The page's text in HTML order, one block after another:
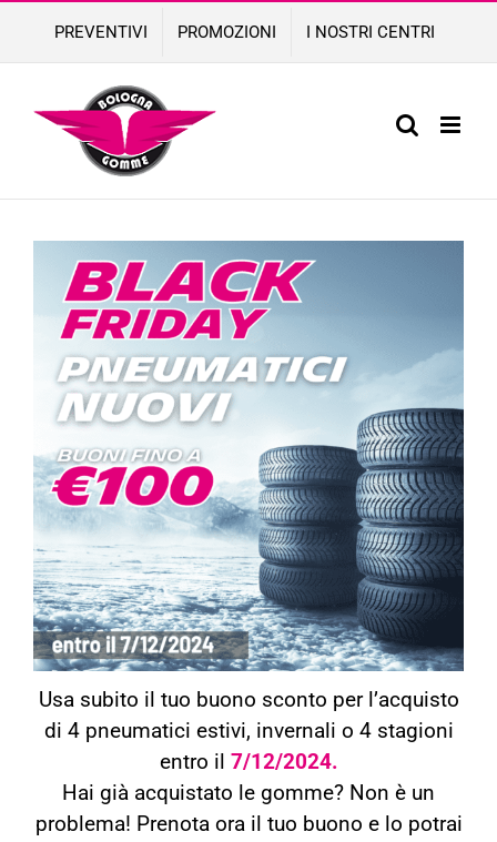
content
PREVENTIVI PROMOZIONI I NOSTRI CENTRI
Usa subito il tuo buono sconto per l’acquisto
di 4 pneumatici estivi, invernali o 4 stagioni
entro il 7/12/2024.
Hai già acquistato le gomme? Non è un
problema! Prenota ora il tuo buono e lo potrai